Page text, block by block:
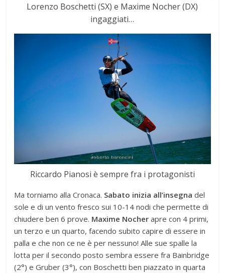
Lorenzo Boschetti (SX) e Maxime Nocher (DX)
ingaggiati…
Riccardo Pianosi è sempre fra i protagonisti
Ma torniamo alla Cronaca. Sabato inizia all’insegna del
sole e di un vento fresco sui 10-14 nodi che permette di
chiudere ben 6 prove. Maxime Nocherapre con 4 primi,
un terzo e un quarto, facendo subito capire di essere in
palla e che non ce ne è per nessuno! Alle sue spalle la
lotta per il secondo posto sembra essere fra Bainbridge
(2°) e Gruber (3°), con Boschetti ben piazzato in quarta